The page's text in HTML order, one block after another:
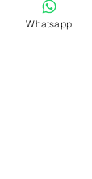
定
Whatsapp